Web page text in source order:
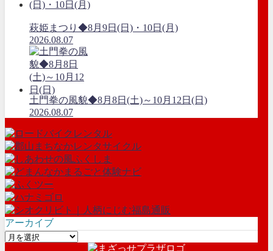
萩姫まつり◆8月9日(日)・10日(月)
2026.08.07
土門拳の風貌◆8月8日(土)～10月12日(日)
2026.08.07
アーカイブ
ア